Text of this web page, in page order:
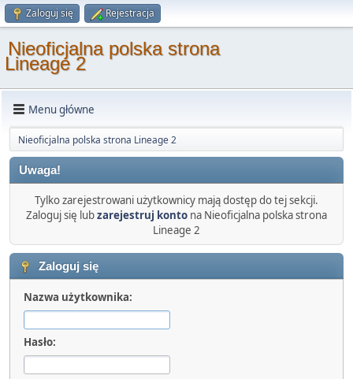
Zaloguj się Rejestracja
Nieoficjalna polska strona
Lineage 2
Menu główne
Nieoficjalna polska strona Lineage 2
Uwaga!
Tylko zarejestrowani użytkownicy mają dostęp do tej sekcji.
Zaloguj się lubzarejestruj konto na Nieoficjalna polska strona
Lineage 2
Zaloguj się
Nazwa użytkownika:
Hasło: